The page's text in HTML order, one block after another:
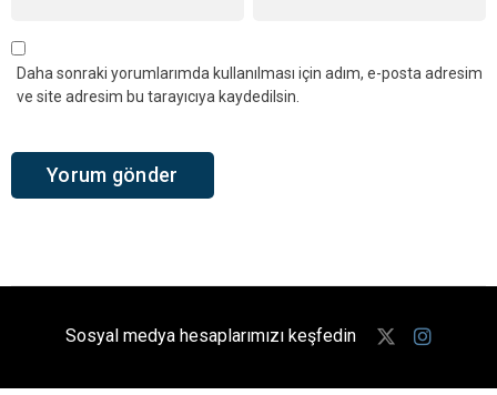
Daha sonraki yorumlarımda kullanılması için adım, e-posta adresim
ve site adresim bu tarayıcıya kaydedilsin.
Sosyal medya hesaplarımızı keşfedin